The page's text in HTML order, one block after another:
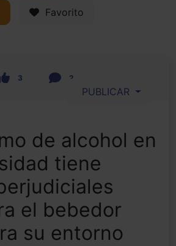
Favorito
3 2
PUBLICAR
de alcohol en
tiene
el bebedor
su entorno